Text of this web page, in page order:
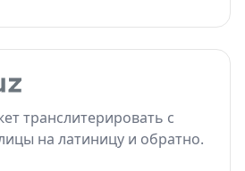
транслитерировать с
на латиницу и обратно.